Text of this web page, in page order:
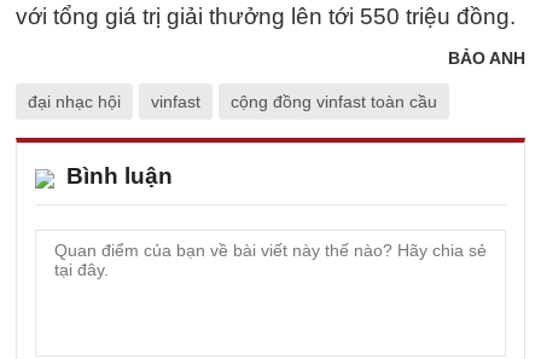
với tổng giá trị giải thưởng lên tới 550 triệu đồng.
BẢO ANH
đại nhạc hội vinfast cộng đồng vinfast toàn cầu
Bình luận